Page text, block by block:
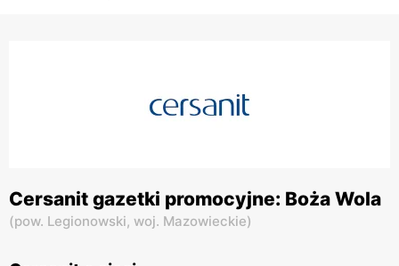
Cersanit gazetki promocyjne: Boża Wola
(pow. Legionowski, woj. Mazowieckie)